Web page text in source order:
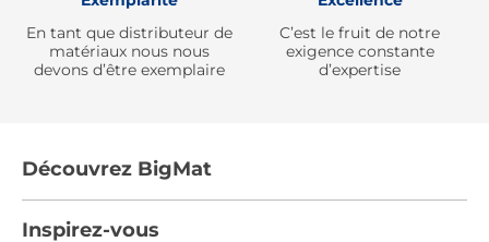
En tant que distributeur de
matériaux nous nous
devons d’être exemplaire
C’est le fruit de notre
exigence constante
d’expertise
Découvrez BigMat
Inspirez-vous